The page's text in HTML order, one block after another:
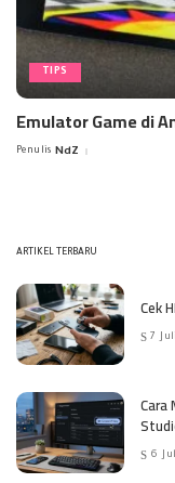
TIPS
Emulator Game di
Posted
Penulis NdZ
ARTIKEL TERBARU
Cek
7
Cara
6